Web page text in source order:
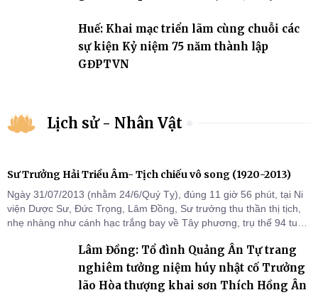
Huế: Khai mạc triển lãm cùng chuỗi các
sự kiện Kỷ niệm 75 năm thành lập
GĐPTVN
Lịch sử - Nhân Vật
Sư Trưởng Hải Triều Âm- Tịch chiếu vô song (1920-2013)
Ngày 31/07/2013 (nhằm 24/6/Quý Tỵ), đúng 11 giờ 56 phút, tại Ni
viện Dược Sư, Đức Trọng, Lâm Đồng, Sư trưởng thu thần thị tịch,
nhẹ nhàng như cánh hạc trắng bay về Tây phương, trụ thế 94 tuổi
Lâm Đồng: Tổ đình Quảng Ân Tự trang
nghiêm tưởng niệm húy nhật cố Trưởng
lão Hòa thượng khai sơn Thích Hồng Ân